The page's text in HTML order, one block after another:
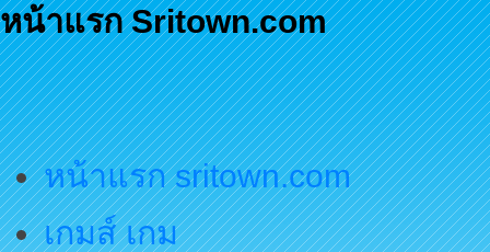
หน้าแรก Sritown.com
หน้าแรก sritown.com
เกมส์ เกม